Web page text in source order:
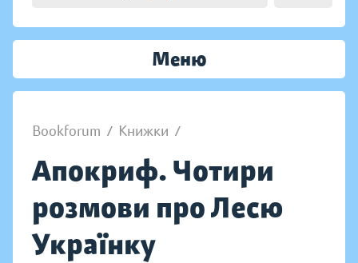
Меню
Bookforum / Книжки /
Апокриф. Чотири
розмови про Лесю
Українку